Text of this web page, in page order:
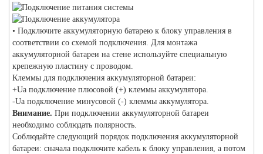
• Подключите аккумуляторную батарею к блоку управления в
соответствии со схемой подключения. Для монтажа
аккумуляторной батареи на стене используйте специальную
крепежную пластину с проводом.
Клеммы для подключения аккумуляторной батареи:
+Ua подключение плюсовой (+) клеммы аккумулятора.
-Ua подключение минусовой (-) клеммы аккумулятора.
Внимание. При подключении аккумуляторной батареи
необходимо соблюдать полярность.
Соблюдайте следующий порядок подключения аккумуляторной
батареи: сначала подключите кабель к блоку управления, а потом